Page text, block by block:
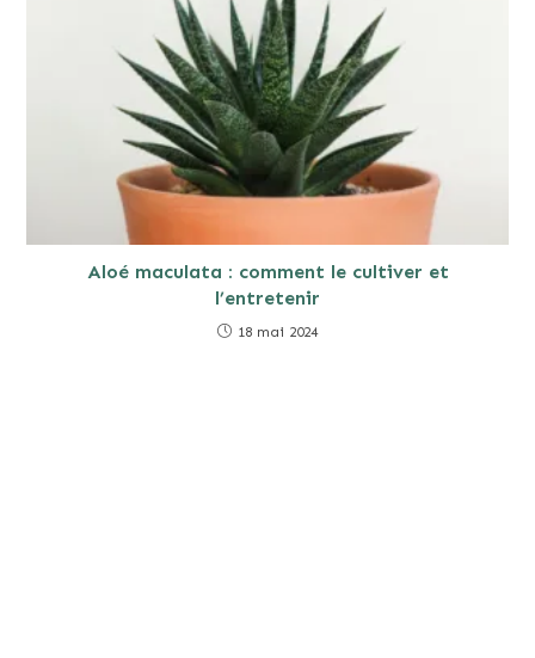
Aloé maculata : comment le cultiver et
l’entretenir
18 mai 2024